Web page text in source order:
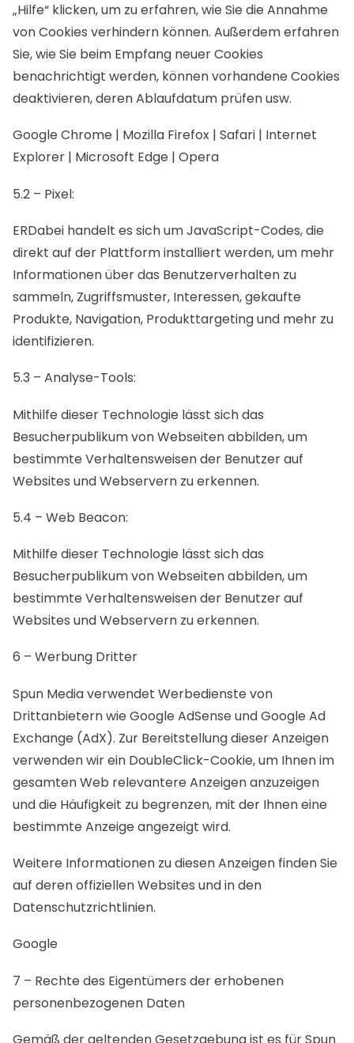
„Hilfe“ klicken, um zu erfahren, wie Sie die Annahme
von Cookies verhindern können. Außerdem erfahren
Sie, wie Sie beim Empfang neuer Cookies
benachrichtigt werden, können vorhandene Cookies
deaktivieren, deren Ablaufdatum prüfen usw.
Google Chrome | Mozilla Firefox | Safari | Internet
Explorer | Microsoft Edge | Opera
5.2 – Pixel:
ERDabei handelt es sich um JavaScript-Codes, die
direkt auf der Plattform installiert werden, um mehr
Informationen über das Benutzerverhalten zu
sammeln, Zugriffsmuster, Interessen, gekaufte
Produkte, Navigation, Produkttargeting und mehr zu
identifizieren.
5.3 – Analyse-Tools:
Mithilfe dieser Technologie lässt sich das
Besucherpublikum von Webseiten abbilden, um
bestimmte Verhaltensweisen der Benutzer auf
Websites und Webservern zu erkennen.
5.4 – Web Beacon:
Mithilfe dieser Technologie lässt sich das
Besucherpublikum von Webseiten abbilden, um
bestimmte Verhaltensweisen der Benutzer auf
Websites und Webservern zu erkennen.
6 – Werbung Dritter
Spun Media verwendet Werbedienste von
Drittanbietern wie Google AdSense und Google Ad
Exchange (AdX). Zur Bereitstellung dieser Anzeigen
verwenden wir ein DoubleClick-Cookie, um Ihnen im
gesamten Web relevantere Anzeigen anzuzeigen
und die Häufigkeit zu begrenzen, mit der Ihnen eine
bestimmte Anzeige angezeigt wird.
Weitere Informationen zu diesen Anzeigen finden Sie
auf deren offiziellen Websites und in den
Datenschutzrichtlinien.
Google
7 – Rechte des Eigentümers der erhobenen
personenbezogenen Daten
Gemäß der geltenden Gesetzgebung ist es für Spun